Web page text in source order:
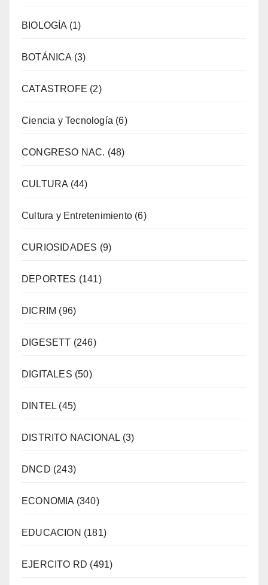
BIOLOGÍA (1)
BOTÁNICA (3)
CATASTROFE (2)
Ciencia y Tecnología (6)
CONGRESO NAC. (48)
CULTURA (44)
Cultura y Entretenimiento (6)
CURIOSIDADES (9)
DEPORTES (141)
DICRIM (96)
DIGESETT (246)
DIGITALES (50)
DINTEL (45)
DISTRITO NACIONAL (3)
DNCD (243)
ECONOMIA (340)
EDUCACION (181)
EJERCITO RD (491)